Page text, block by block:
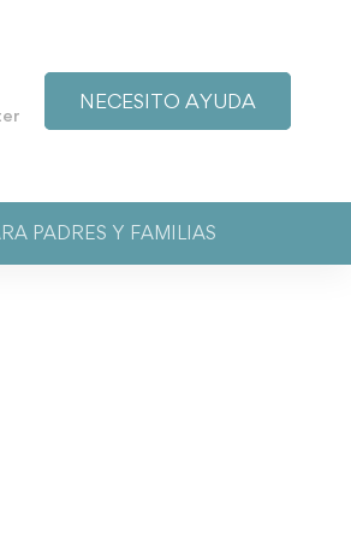
NECESITO AYUDA
PADRES Y FAMILIAS